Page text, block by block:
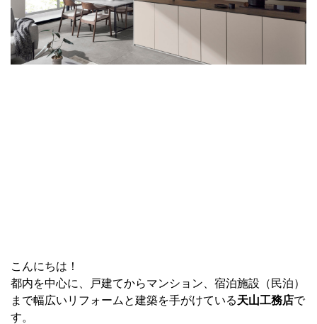
こんにちは！
都内を中心に、戸建てからマンション、宿泊施設（民泊）
まで幅広いリフォームと建築を手がけている天山工務店で
す。